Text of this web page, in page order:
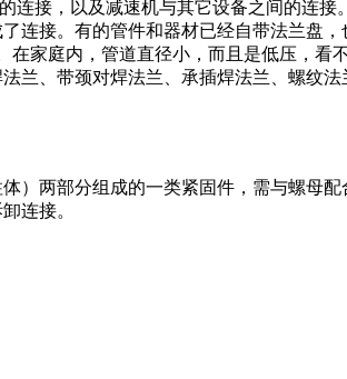
接，以及减速机与其它设备之间的连接
连接。有的管件和器材已经自带法兰盘
家庭内，管道直径小，而且是低压，看
兰、带颈对焊法兰、承插焊法兰、螺纹
）两部分组成的一类紧固件，需与螺母
连接。